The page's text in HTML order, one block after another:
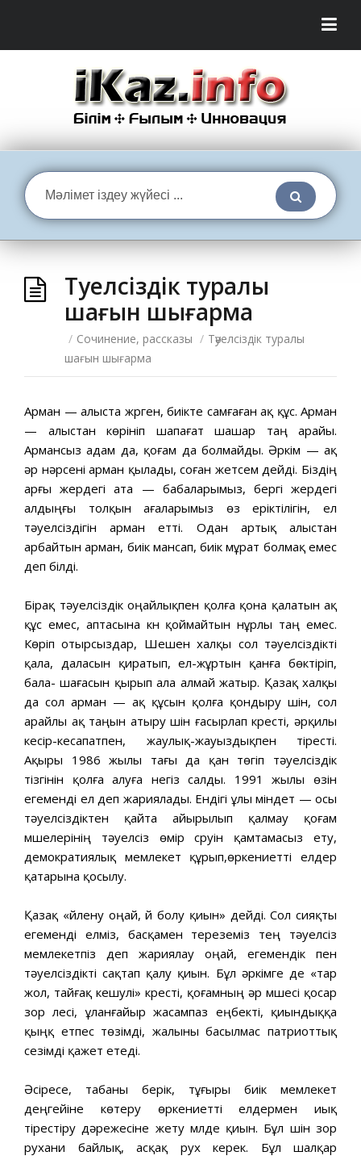
Тәуелсіздік туралы
шағын шығарма
/ Сочинение, рассказы / Тәуелсіздік туралы
шағын шығарма
Арман — алыста жүрген, биікте самғаған ақ құс. Арман
— алыстан көрініп шапағат шашар таң арайы.
Армансыз адам да, қоғам да болмайды. Әркім — ақ
әр нәрсені арман қылады, соған жетсем дейді. Біздің
арғы жердегі ата — бабаларымыз, бергі жердегі
алдыңғы толқын ағаларымыз өз еріктілігін, ел
тәуелсіздігін арман етті. Одан артық алыстан
арбайтын арман, биік мансап, биік мұрат болмақ емес
деп білді.
Бірақ тәуелсіздік оңайлықпен қолға қона қалатын ақ
құс емес, аптасына күн қоймайтын нұрлы таң емес.
Көріп отырсыздар, Шешен халқы сол тәуелсіздікті
қала, даласын қиратып, ел-жұртын қанға бөктіріп,
бала- шағасын қырып ала алмай жатыр. Қазақ халқы
да сол арман — ақ құсын қолға қондыру үшін, сол
арайлы ақ таңын атыру үшін ғасырлап күресті, әрқилы
кесір-кесапатпен, жаулық-жауыздықпен тіресті.
Ақыры 1986 жылы тағы да қан төгіп тәуелсіздік
тізгінін қолға алуға негіз салды. 1991 жылы өзін
егеменді ел деп жариялады. Ендігі ұлы міндет — осы
тәуелсіздіктен қайта айырылып қалмау қоғам
мүшелерінің тәуелсіз өмір сүруін қамтамасыз ету,
демократиялық мемлекет құрып,өркениетті елдер
қатарына қосылу.
Қазақ «үйлену оңай, үй болу қиын» дейді. Сол сияқты
егеменді елміз, басқамен тереземіз тең тәуелсіз
мемлекетпіз деп жариялау оңай, егемендік пен
тәуелсіздікті сақтап қалу қиын. Бұл әркімге де «тар
жол, тайғақ кешулі» күресті, қоғамның әр мүшесі қосар
зор үлесі, ұланғайыр жасампаз еңбекті, қиындыққа
қыңқ етпес төзімді, жалыны басылмас патриоттық
сезімді қажет етеді.
Әсіресе, табаны берік, тұғыры биік мемлекет
деңгейіне көтеру өркениетті елдермен иық
тірестіру дәрежесіне жету мүлде қиын. Бұл үшін зор
рухани байлық, асқақ рух керек. Бұл шалқар